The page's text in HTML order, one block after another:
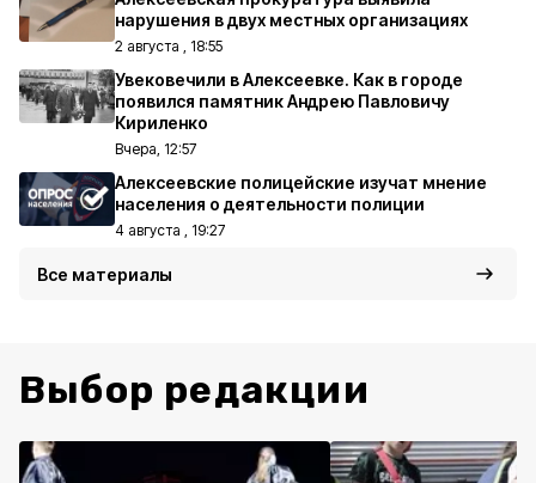
нарушения в двух местных организациях
2 августа , 18:55
Увековечили в Алексеевке. Как в городе
появился памятник Андрею Павловичу
Кириленко
Вчера, 12:57
Алексеевские полицейские изучат мнение
населения о деятельности полиции
4 августа , 19:27
Все материалы
Выбор редакции